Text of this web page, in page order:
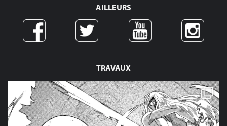
TRAVAUX
AILLEURS